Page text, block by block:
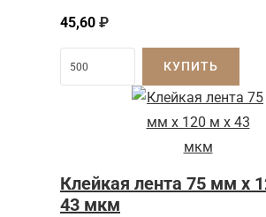
45,60 ₽
КУПИТЬ
Клейкая лента 75 мм x
43 мкм